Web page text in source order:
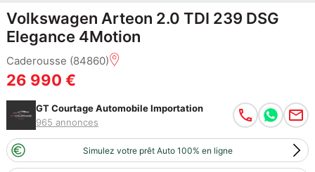
Volkswagen Arteon 2.0 TDI 239 DSG
Elegance 4Motion
Caderousse (84860)
26 990 €
GT Courtage Automobile Importation
965 annonces
Simulez votre prêt Auto 100% en ligne